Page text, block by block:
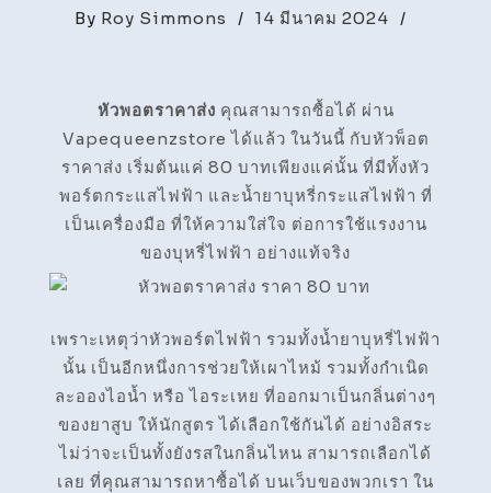
By Roy Simmons / 14 มีนาคม 2024 /
หัวพอตราคาส่ง คุณสามารถซื้อได้ ผ่าน
Vapequeenzstore ได้แล้ว ในวันนี้ กับหัวพ็อต
ราคาส่ง เริ่มต้นแค่ 80 บาทเพียงแค่นั้น ที่มีทั้งหัว
พอร์ตกระแสไฟฟ้า และน้ำยาบุหรี่กระแสไฟฟ้า ที่
เป็นเครื่องมือ ที่ให้ความใส่ใจ ต่อการใช้แรงงาน
ของบุหรี่ไฟฟ้า อย่างแท้จริง
เพราะเหตุว่าหัวพอร์ตไฟฟ้า รวมทั้งน้ำยาบุหรี่ไฟฟ้า
นั้น เป็นอีกหนึ่งการช่วยให้เผาไหม้ รวมทั้งกำเนิด
ละอองไอน้ำ หรือ ไอระเหย ที่ออกมาเป็นกลิ่นต่างๆ
ของยาสูบ ให้นักสูตร ได้เลือกใช้กันได้ อย่างอิสระ
ไม่ว่าจะเป็นทั้งยังรสในกลิ่นไหน สามารถเลือกได้
เลย ที่คุณสามารถหาซื้อได้ บนเว็บของพวกเรา ใน